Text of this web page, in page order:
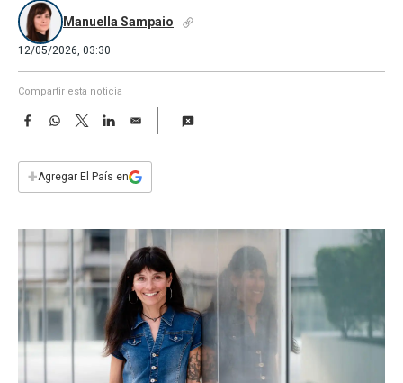
Manuella Sampaio
12/05/2026, 03:30
Compartir esta noticia
F
e
b
W
s
p
T
w
t
L
E
i
l
+Agregar El País en